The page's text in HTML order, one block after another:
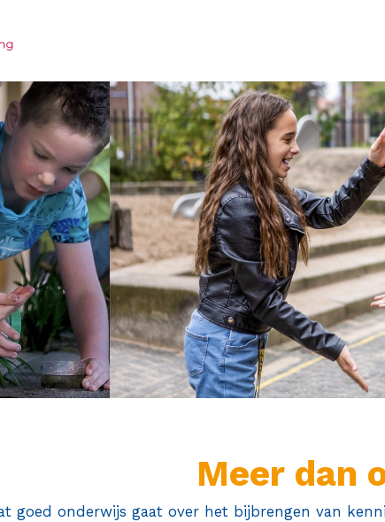
Meer dan
goed onderwijs gaat over het bijbrengen van